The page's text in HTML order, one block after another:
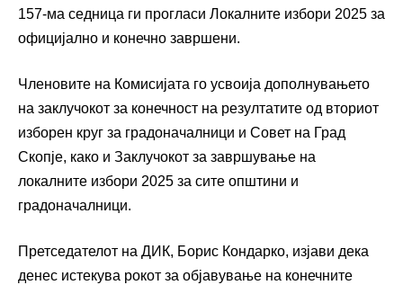
157-ма седница ги прогласи Локалните избори 2025 за
официјално и конечно завршени.
Членовите на Комисијата го усвоија дополнувањето
на заклучокот за конечност на резултатите од вториот
изборен круг за градоначалници и Совет на Град
Скопје, како и Заклучокот за завршување на
локалните избори 2025 за сите општини и
градоначалници.
Претседателот на ДИК, Борис Кондарко, изјави дека
денес истекува рокот за објавување на конечните